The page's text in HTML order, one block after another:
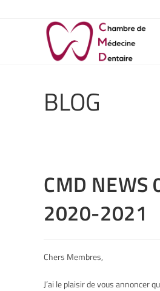
BLOG
CMD NEWS
2020-2021
Chers Membres,
J’ai le plaisir de vous annoncer